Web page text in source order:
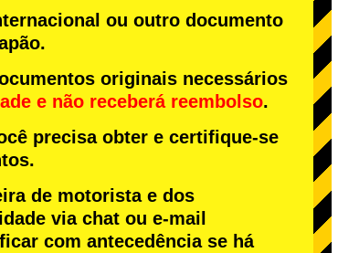
ou outro documento
originais necessários
e não receberá reembolso.
precisa obter e certifique-se
de motorista e dos
via chat ou e-mail
com antecedência se há